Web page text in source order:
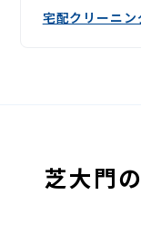
宅配クリーニ
芝大門